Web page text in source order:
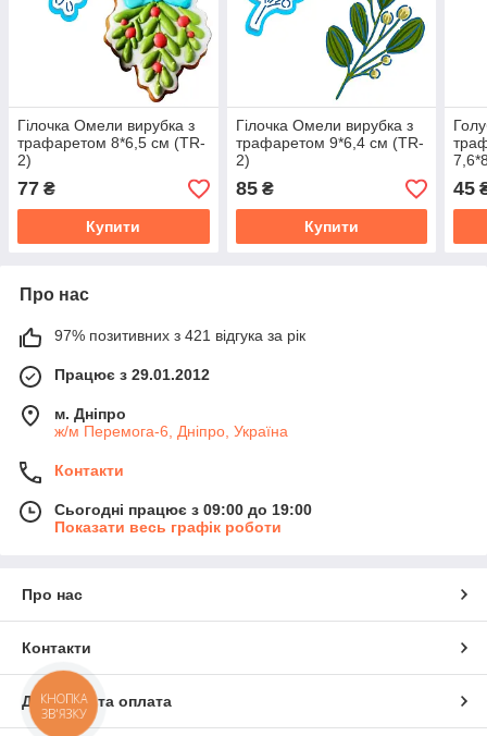
Гілочка Омели вирубка з
трафаретом 8*6,5 см (TR-
2)
77 ₴
Купити
Гілочка Омели вирубка з
трафаретом 9*6,4 см (TR-
2)
85₴
Купити
45
Про нас
97% позитивних з 421 відгука за рік
Працює з 29.01.2012
м. Дніпро
ж/м Перемога-6, Дніпро, Україна
Контакти
Сьогодні працює з 09:00 до 19:00
Показати весь графік роботи
Про нас
Контакти
Доставка та оплата
КНОПКА
ЗВ'ЯЗКУ